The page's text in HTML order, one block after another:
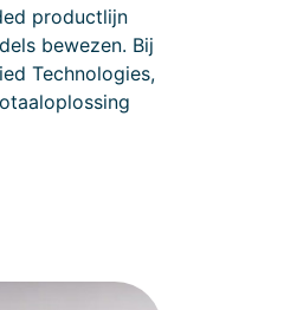
productlijn
bewezen. Bij
Technologies,